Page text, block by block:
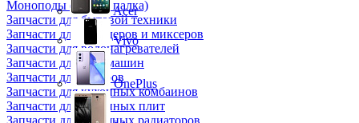
Моноподы (Селфи палка)
Запчасти для бытовой техники
Запчасти для блендеров и миксеров
Запчасти для водонагревателей
Запчасти для кофемашин
Запчасти для кулеров
Запчасти для кухонных комбаинов
Запчасти для кухонных плит
Запчасти для масляных радиаторов
Acer
Vivo
OnePlus